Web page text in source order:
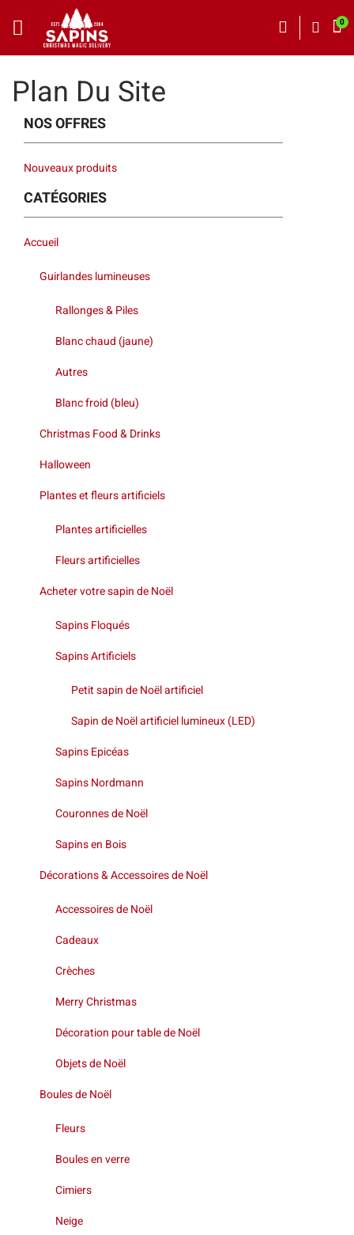
Plan Du Site
NOS OFFRES
Nouveaux produits
CATÉGORIES
Accueil
Guirlandes lumineuses
Rallonges & Piles
Blanc chaud (jaune)
Autres
Blanc froid (bleu)
Christmas Food & Drinks
Halloween
Plantes et fleurs artificiels
Plantes artificielles
Fleurs artificielles
Acheter votre sapin de Noël
Sapins Floqués
Sapins Artificiels
Petit sapin de Noël artificiel
Sapin de Noël artificiel lumineux (LED)
Sapins Epicéas
Sapins Nordmann
Couronnes de Noël
Sapins en Bois
Décorations & Accessoires de Noël
Accessoires de Noël
Cadeaux
Crèches
Merry Christmas
Décoration pour table de Noël
Objets de Noël
Boules de Noël
Fleurs
Boules en verre
Cimiers
Neige